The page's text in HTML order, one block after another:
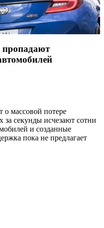
пропадают
массовой потере
за секунды исчезают сотни
и созданные
пока не предлагает